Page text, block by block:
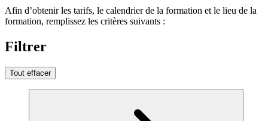
Afin d’obtenir les tarifs, le calendrier de la formation et le lieu de la
formation, remplissez les critères suivants :
Filtrer
Tout effacer